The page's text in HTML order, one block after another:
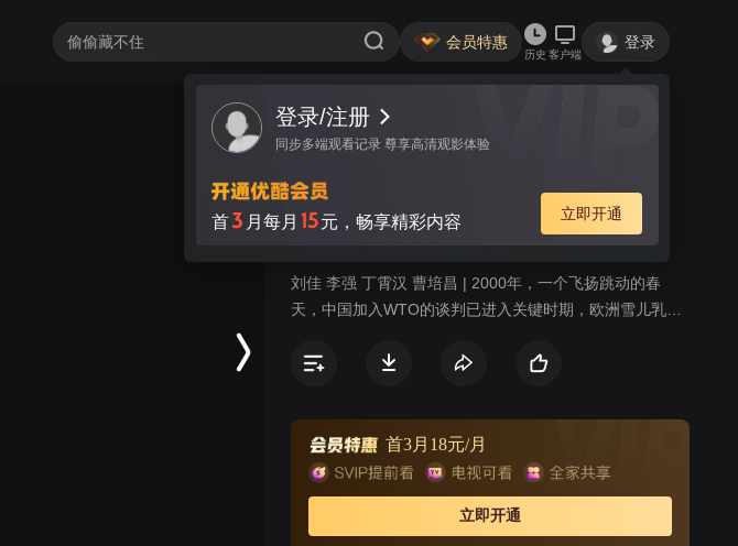
会员特惠
历史 客户端
登录
登录/注册
同步多端观看记录 尊享高清观影体验
首3 月每月 15元，畅享精彩内容 立即开通
视频 讨论
奔腾向海洋
中国/2002/女强人遇事业爱情危机
刘佳 李强 丁霄汉 曹培昌 | 2000年，一个飞扬跳动的春
天，中国加入WTO的谈判已进入关键时期，欧洲雪儿乳业
负，飞往中国东海市，恰巧与东海市霞光乳业集团总经理
预和刘丹虹的努力下，霞光较理智地处理了事故，但霞光
深层的问题和矛盾却凸显出来。东海市政府为加快国企改
革，应对WTO挑战，调整干部队伍，刘丹虹被任命为霞光
集团总经理、党委书记，挑起了国企改革重担。
首3月18元/月
立即开通